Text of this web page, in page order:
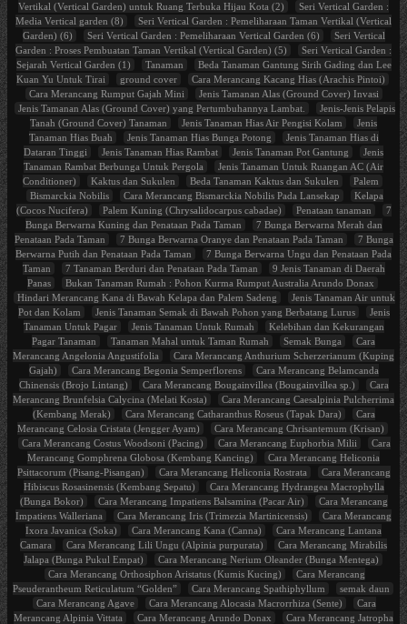
Vertikal (Vertical Garden) untuk Ruang Terbuka Hijau Kota (2)
Seri Vertical Garden :
Media Vertical garden (8)
Seri Vertical Garden : Pemeliharaan Taman Vertikal (Vertical
Garden) (6)
Seri Vertical Garden : Pemeliharaan Vertical Garden (6)
Seri Vertical
Garden : Proses Pembuatan Taman Vertikal (Vertical Garden) (5)
Seri Vertical Garden :
Sejarah Vertical Garden (1)
Tanaman
Beda Tanaman Gantung Sirih Gading dan Lee
Kuan Yu Untuk Tirai
ground cover
Cara Merancang Kacang Hias (Arachis Pintoi)
Cara Merancang Rumput Gajah Mini
Jenis Tamanan Alas (Ground Cover) Invasi
Jenis Tamanan Alas (Ground Cover) yang Pertumbuhannya Lambat.
Jenis-Jenis Pelapis
Tanah (Ground Cover) Tanaman
Jenis Tanaman Hias Air Pengisi Kolam
Jenis
Tanaman Hias Buah
Jenis Tanaman Hias Bunga Potong
Jenis Tanaman Hias di
Dataran Tinggi
Jenis Tanaman Hias Rambat Jenis Tanaman Pot Gantung
Jenis
Tanaman Rambat Berbunga Untuk Pergola
Jenis Tanaman Untuk Ruangan AC (Air
Conditioner)
Kaktus dan Sukulen Beda Tanaman Kaktus dan Sukulen
Palem
Bismarckia Nobilis
Cara Merancang Bismarckia Nobilis Pada Lansekap
Kelapa
(Cocos Nucifera)
Palem Kuning (Chrysalidocarpus cabadae) Penataan tanaman
7
Bunga Berwarna Kuning dan Penataan Pada Taman
7 Bunga Berwarna Merah dan
Penataan Pada Taman
7 Bunga Berwarna Oranye dan Penataan Pada Taman
7 Bunga
Berwarna Putih dan Penataan Pada Taman
7 Bunga Berwarna Ungu dan Penataan Pada
Taman
7 Tanaman Berduri dan Penataan Pada Taman
9 Jenis Tanaman di Daerah
Panas
Bukan Tanaman Rumah : Pohon Kurma Rumput Australia Arundo Donax
Hindari Merancang Kana di Bawah Kelapa dan Palem Sadeng
Jenis Tanaman Air untuk
Pot dan Kolam
Jenis Tanaman Semak di Bawah Pohon yang Berbatang Lurus
Jenis
Tanaman Untuk Pagar
Jenis Tanaman Untuk Rumah
Kelebihan dan Kekurangan
Pagar Tanaman
Tanaman Mahal untuk Taman Rumah Semak Bunga
Cara
Merancang Angelonia Angustifolia
Cara Merancang Anthurium Scherzerianum (Kuping
Gajah)
Cara Merancang Begonia Semperflorens
Cara Merancang Belamcanda
Chinensis (Brojo Lintang)
Cara Merancang Bougainvillea (Bougainvillea sp.)
Cara
Merancang Brunfelsia Calycina (Melati Kosta)
Cara Merancang Caesalpinia Pulcherrima
(Kembang Merak)
Cara Merancang Catharanthus Roseus (Tapak Dara)
Cara
Merancang Celosia Cristata (Jengger Ayam)
Cara Merancang Chrisantemum (Krisan)
Cara Merancang Costus Woodsoni (Pacing)
Cara Merancang Euphorbia Milii
Cara
Merancang Gomphrena Globosa (Kembang Kancing)
Cara Merancang Heliconia
Psittacorum (Pisang-Pisangan)
Cara Merancang Heliconia Rostrata
Cara Merancang
Hibiscus Rosasinensis (Kembang Sepatu)
Cara Merancang Hydrangea Macrophylla
(Bunga Bokor)
Cara Merancang Impatiens Balsamina (Pacar Air)
Cara Merancang
Impatiens Walleriana
Cara Merancang Iris (Trimezia Martinicensis)
Cara Merancang
Ixora Javanica (Soka)
Cara Merancang Kana (Canna)
Cara Merancang Lantana
Camara
Cara Merancang Lili Ungu (Alpinia purpurata)
Cara Merancang Mirabilis
Jalapa (Bunga Pukul Empat)
Cara Merancang Nerium Oleander (Bunga Mentega)
Cara Merancang Orthosiphon Aristatus (Kumis Kucing)
Cara Merancang
Pseuderantheum Reticulatum “Golden”
Cara Merancang Spathiphyllum
semak daun
Cara Merancang Agave
Cara Merancang Alocasia Macrorrhiza (Sente)
Cara
Merancang Alpinia Vittata
Cara Merancang Arundo Donax Cara Merancang Jatropha